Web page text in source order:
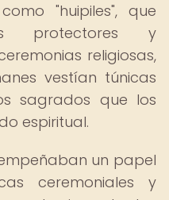
"huipiles", que
protectores y
religiosas,
vestían túnicas
sagrados que los
espiritual.
un papel
ceremoniales y